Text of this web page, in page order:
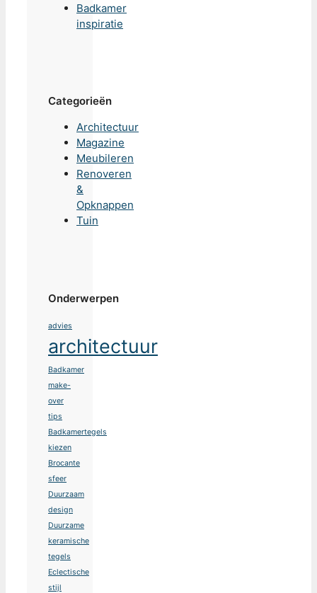
Badkamer
inspiratie
Categorieën
Architectuur
Magazine
Meubileren
Renoveren
&
Opknappen
Tuin
Onderwerpen
advies
architectuur
Badkamer
make-
over
tips
Badkamertegels
kiezen
Brocante
sfeer
Duurzaam
design
Duurzame
keramische
tegels
Eclectische
stijl